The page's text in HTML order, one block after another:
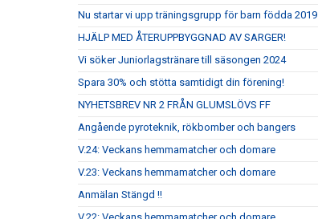
Nu startar vi upp träningsgrupp för barn födda 2019
HJÄLP MED ÅTERUPPBYGGNAD AV SARGER!
Vi söker Juniorlagstränare till säsongen 2024
Spara 30% och stötta samtidigt din förening!
NYHETSBREV NR 2 FRÅN GLUMSLÖVS FF
Angående pyroteknik, rökbomber och bangers
V.24: Veckans hemmamatcher och domare
V.23: Veckans hemmamatcher och domare
Anmälan Stängd !!